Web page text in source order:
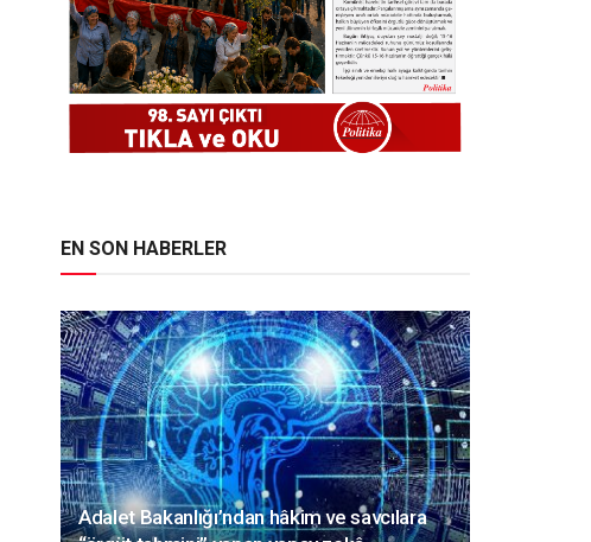
EN SON HABERLER
Adalet Bakanlığı’ndan hâkim ve savcılara